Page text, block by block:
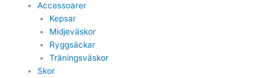
Accessoarer
Kepsar
Midjeväskor
Ryggsäckar
Träningsväskor
Skor